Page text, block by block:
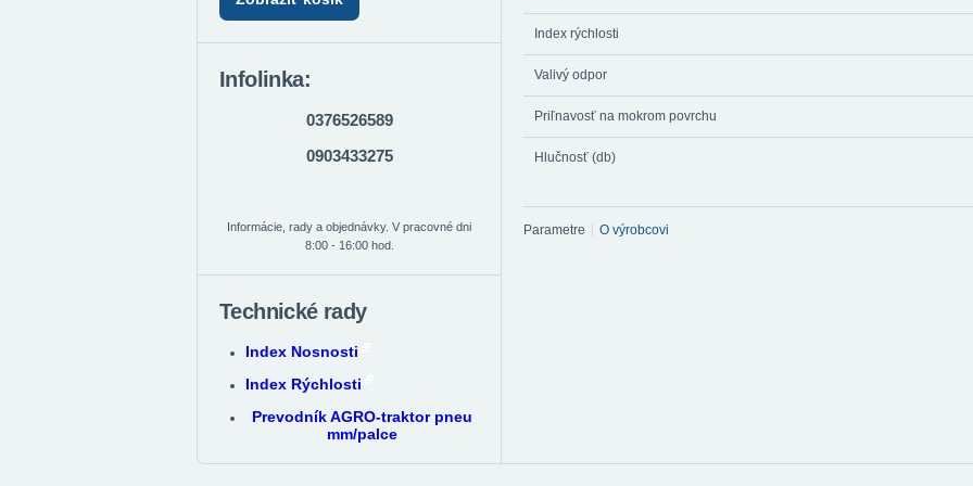
Index rýchlosti
Valivý odpor
Priľnavosť na mokrom povrchu
Hlučnosť (db)
Parametre O výrobcovi
Infolinka:
0376526589
0903433275
Informácie, rady a objednávky. V pracovné dni
8:00 - 16:00 hod.
Technické rady
Index Nosnosti
Index Rýchlosti
Prevodník AGRO-traktor pneu
mm/palce